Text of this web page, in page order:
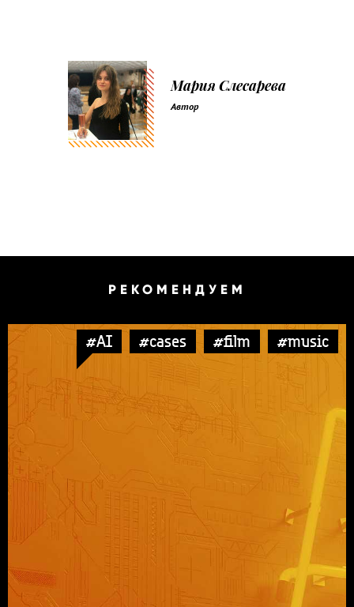
Мария Слесарева
Автор
РЕКОМЕНДУЕМ
#AI #cases #film #music